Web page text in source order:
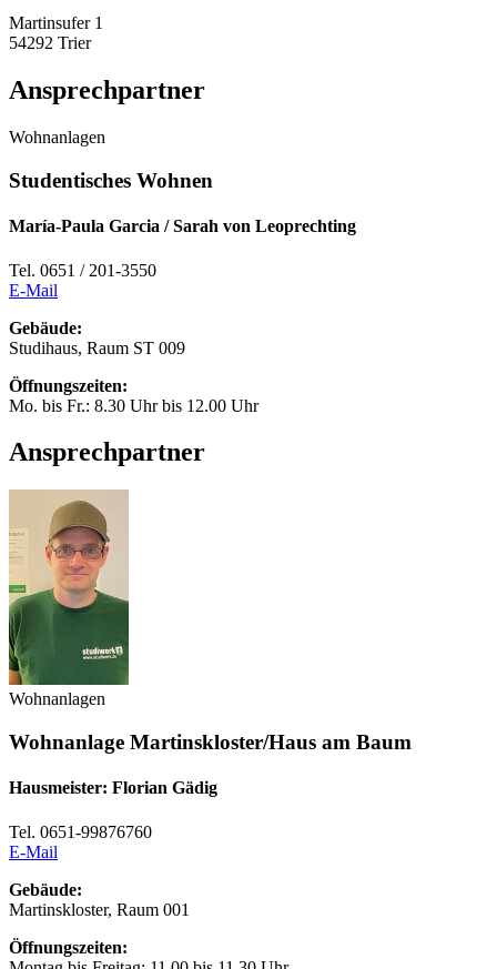
Martinsufer 1
54292 Trier
Ansprechpartner
Wohnanlagen
Studentisches Wohnen
María-Paula Garcia / Sarah von Leoprechting
Tel. 0651 / 201-3550
E-Mail
Gebäude:
Studihaus, Raum ST 009
Öffnungszeiten:
Mo. bis Fr.: 8.30 Uhr bis 12.00 Uhr
Ansprechpartner
Wohnanlagen
Wohnanlage Martinskloster/Haus am Baum
Hausmeister: Florian Gädig
Tel. 0651-99876760
E-Mail
Gebäude:
Martinskloster, Raum 001
Öffnungszeiten: